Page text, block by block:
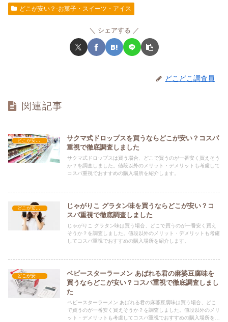
どこが安い？-お菓子・スイーツ・アイス
シェアする
どこどこ調査員
関連記事
サクマ式ドロップスを買うならどこが安い？コスパ
重視で徹底調査しました
サクマ式ドロップスは買う場合、どこで買うのが一番安く買えそう
か？を調査しました。値段以外のメリット・デメリットも考慮して
コスパ重視でおすすめの購入場所を紹介します。
じゃがりこ グラタン味を買うならどこが安い？コ
スパ重視で徹底調査しました
じゃがりこ グラタン味は買う場合、どこで買うのが一番安く買え
そうか？を調査しました。値段以外のメリット・デメリットも考慮
してコスパ重視でおすすめの購入場所を紹介します。
ベビースターラーメン あばれる君の麻婆豆腐味を
買うならどこが安い？コスパ重視で徹底調査しまし
た
ベビースターラーメン あばれる君の麻婆豆腐味は買う場合、どこ
で買うのが一番安く買えそうか？を調査しました。値段以外のメリ
ット・デメリットも考慮してコスパ重視でおすすめの購入場所を紹